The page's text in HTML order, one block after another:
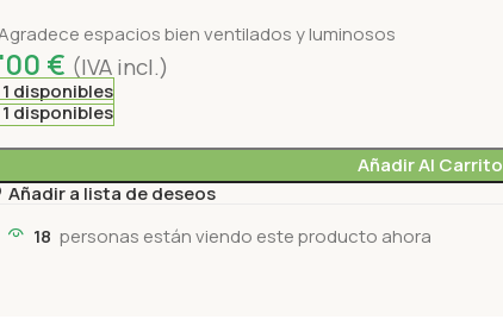
espacios bien ventilados y luminosos
€ (IVA incl.)
1 disponibles
1 disponibles
Añadir Al Carrito
Añadir a lista de deseos
18 personas están viendo este producto ahora